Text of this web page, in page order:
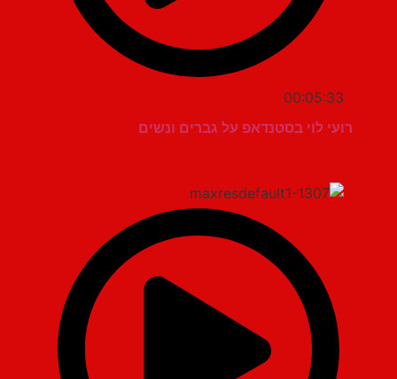
00:05:33
רועי לוי בסטנדאפ על גברים ונשים